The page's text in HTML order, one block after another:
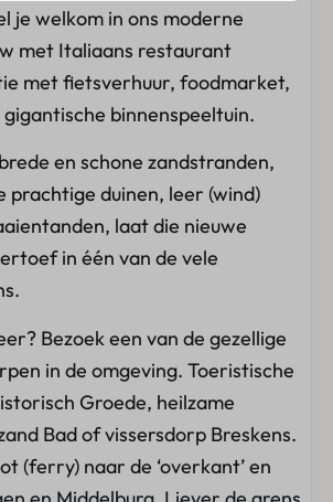
je welkom in ons moderne
met Italiaans restaurant
met fietsverhuur, foodmarket,
binnenspeeltuin.
en schone zandstranden,
prachtige duinen, leer (wind)
laat die nieuwe
in één van de vele
Bezoek een van de gezellige
in de omgeving. Toeristische
Groede, heilzame
Bad of vissersdorp Breskens.
(ferry) naar de ‘overkant’ en